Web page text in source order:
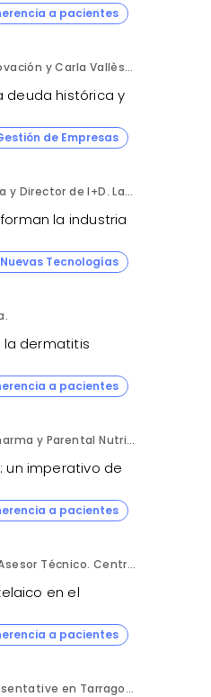
a pacientes
Ana Leal, Consultora Senior de Innovación y Carla Vallès, Manager. ANIMA.
deuda histórica y
de Empresas
Fran Fernández. Doctor en Farmacia y Director de I+D. Labiana
la industria
Nuevas Tecnologías
la dermatitis
a pacientes
Mar Roure. Marketing Director de Pharma y Parental Nutrition. Fresenius Kabi España.
un imperativo de
a pacientes
Camila Araceli Inzunza Rodríguez. Asesor Técnico. Centro de Innovación Pharmachem México.
en el
a pacientes
Jose Florencio Naranjo. Sales Representative en Tarragona.